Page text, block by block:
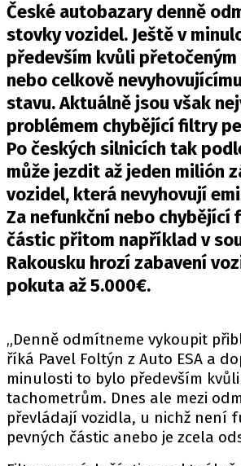
RALLY
OSTATNÍ
TISKOVKY
ROZHOVORY
DAKAR
Z DOMOVA
ZE SVĚTA
MOTORSPORT
PIT LANE
MEZINÁRODNÍ SCÉNA
SLEDUJTE NÁS NA |
Máte příběh, fotku nebo
Pošlete e-mail na
České autobazary denně
stovky vozidel. Ještě v
především kvůli
nebo celkově
stavu. Aktuálně jsou však
problémem chybějící filtry
Po českých silnicích tak
může jezdit až jeden milión
vozidel, která nevyhovují
Za nefunkční nebo chybějící
částic přitom například v
Rakousku hrozí zabavení
pokuta až 5.000€.
„Denně odmítneme vykoupit
říká Pavel Foltýn z Auto ESA a
minulosti to bylo především
tachometrům. Dnes ale mezi
převládají vozidla, u nichž není
pevných částic anebo je zcela